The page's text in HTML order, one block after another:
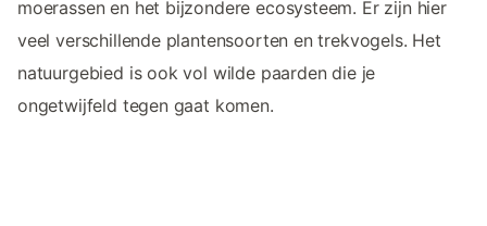
moerassen en het bijzondere ecosysteem. Er zijn hier
veel verschillende plantensoorten en trekvogels. Het
natuurgebied is ook vol wilde paarden die je
ongetwijfeld tegen gaat komen.